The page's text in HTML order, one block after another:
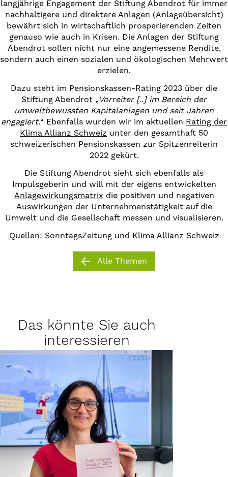
langjährige Engagement der Stiftung Abendrot für immer
nachhaltigere und direktere Anlagen (Anlageübersicht)
bewährt sich in wirtschaftlich prosperierenden Zeiten
genauso wie auch in Krisen. Die Anlagen der Stiftung
Abendrot sollen nicht nur eine angemessene Rendite,
sondern auch einen sozialen und ökologischen Mehrwert
erzielen.
Dazu steht im Pensionskassen-Rating 2023 über die
Stiftung Abendrot „Vorreiter [..] im Bereich der
umweltbewussten Kapitalanlagen und seit Jahren
engagiert.“ Ebenfalls wurden wir im aktuellen Rating der
Klima Allianz Schweiz unter den gesamthaft 50
schweizerischen Pensionskassen zur Spitzenreiterin
2022 gekürt.
Die Stiftung Abendrot sieht sich ebenfalls als
Impulsgeberin und will mit der eigens entwickelten
Anlagewirkungsmatrix die positiven und negativen
Auswirkungen der Unternehmenstätigkeit auf die
Umwelt und die Gesellschaft messen und visualisieren.
Quellen: SonntagsZeitung und Klima Allianz Schweiz
Alle Themen
Das könnte Sie auch
interessieren